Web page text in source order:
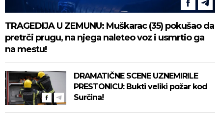
TRAGEDIJA U ZEMUNU: Muškarac (35) pokušao da
pretrči prugu, na njega naleteo voz i usmrtio ga
na mestu!
DRAMATIČNE SCENE UZNEMIRILE
PRESTONICU: Bukti veliki požar kod
Surčina!